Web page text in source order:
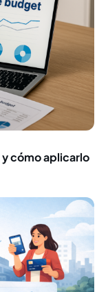
cómo aplicarlo